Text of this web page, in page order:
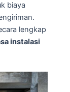
biaya
lengkap
instalasi